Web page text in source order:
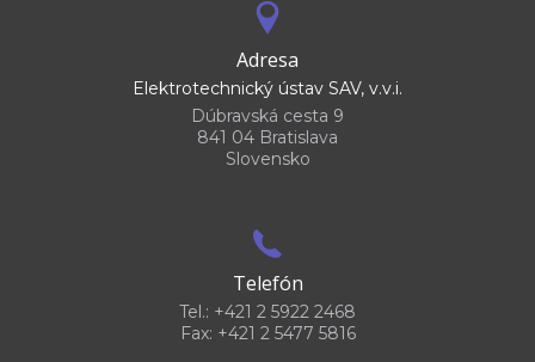
Adresa
Elektrotechnický ústav SAV, v.v.i.
Dúbravská cesta 9
841 04 Bratislava
Slovensko
Telefón
Tel.: +421 2 5922 2468
Fax: +421 2 5477 5816